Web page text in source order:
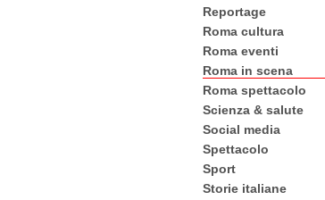
Reportage
Roma cultura
Roma eventi
Roma in scena
Roma spettacolo
Scienza & salute
Social media
Spettacolo
Sport
Storie italiane